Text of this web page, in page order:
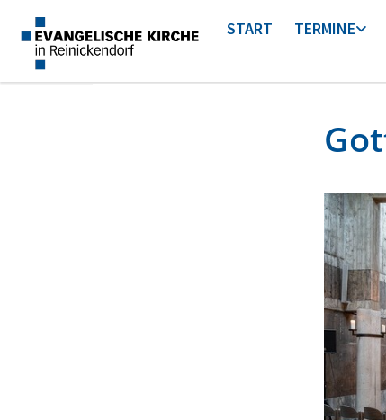
START TERMINE